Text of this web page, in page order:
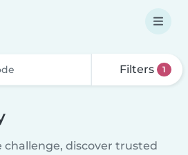
Filters 1
challenge, discover trusted